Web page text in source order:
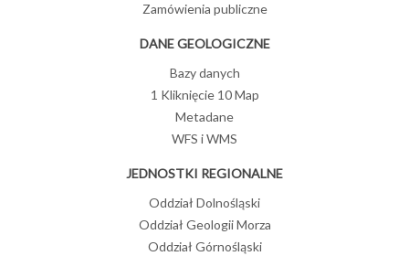
Zamówienia publiczne
DANE GEOLOGICZNE
Bazy danych
1 Kliknięcie 10 Map
Metadane
WFS i WMS
JEDNOSTKI REGIONALNE
Oddział Dolnośląski
Oddział Geologii Morza
Oddział Górnośląski